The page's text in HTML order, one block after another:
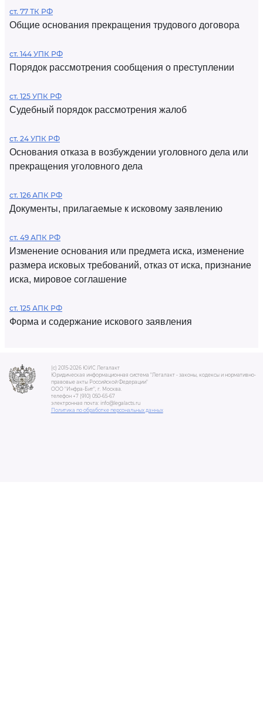
ст. 77 ТК РФ
Общие основания прекращения трудового договора
ст. 144 УПК РФ
Порядок рассмотрения сообщения о преступлении
ст. 125 УПК РФ
Судебный порядок рассмотрения жалоб
ст. 24 УПК РФ
Основания отказа в возбуждении уголовного дела или
прекращения уголовного дела
ст. 126 АПК РФ
Документы, прилагаемые к исковому заявлению
ст. 49 АПК РФ
Изменение основания или предмета иска, изменение
размера исковых требований, отказ от иска, признание
иска, мировое соглашение
ст. 125 АПК РФ
Форма и содержание искового заявления
(c) 2015-2026 ЮИС Легалакт
Юридическая информационная система "Легалакт - законы, кодексы и нормативно-
правовые акты Российской Федерации"
ООО "Инфра-Бит", г. Москва.
телефон +7 (910) 050-65-67
электронная почта: info@legalacts.ru
Политика по обработке персональных данных